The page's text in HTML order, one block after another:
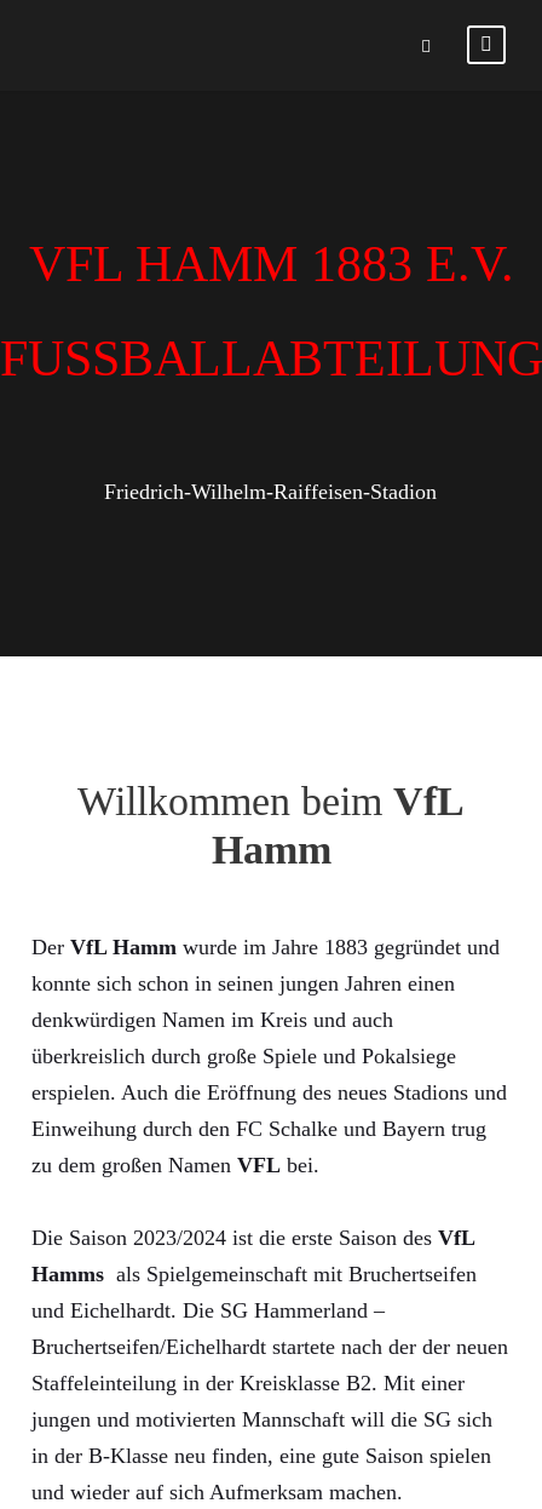
VFL HAMM 1883 E.V.
FUSSBALLABTEILUNG
Friedrich-Wilhelm-Raiffeisen-Stadion
Willkommen beim VfL
Hamm
Der VfL Hamm wurde im Jahre 1883 gegründet und
konnte sich schon in seinen jungen Jahren einen
denkwürdigen Namen im Kreis und auch
überkreislich durch große Spiele und Pokalsiege
erspielen. Auch die Eröffnung des neues Stadions und
Einweihung durch den FC Schalke und Bayern trug
zu dem großen Namen VFL bei.
Die Saison 2023/2024 ist die erste Saison des VfL
Hamms als Spielgemeinschaft mit Bruchertseifen
und Eichelhardt. Die SG Hammerland –
Bruchertseifen/Eichelhardt startete nach der der neuen
Staffeleinteilung in der Kreisklasse B2. Mit einer
jungen und motivierten Mannschaft will die SG sich
in der B-Klasse neu finden, eine gute Saison spielen
und wieder auf sich Aufmerksam machen.